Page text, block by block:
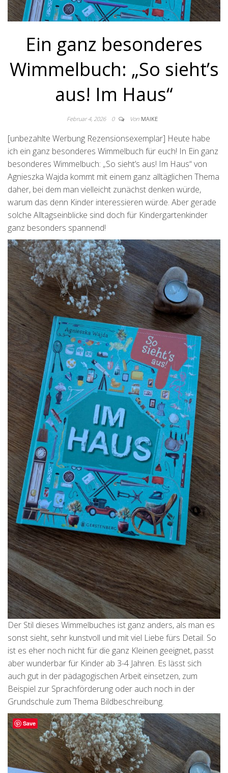
Ein ganz besonderes
Wimmelbuch: „So sieht’s
aus! Im Haus“
Februar 4, 2026 0 Von MAIKE
[unbezahlte Werbung Rezensionsexemplar] Heute habe
ich ein ganz besonderes Wimmelbuch für euch! In Ein ganz
besonderes Wimmelbuch: „So sieht’s aus! Im Haus“ von
Agnieszka Wajda kommt mit einem ganz alltäglichen Thema
daher, bei dem man vielleicht zunächst denken würde,
warum das denn Kinder interessieren würde. Aber gerade
solche Alltagseinblicke sind doch für Kindergartenkinder
ganz besonders spannend!
Der Stil dieses Wimmelbuches ist ganz anders, als man es
sonst sieht, sehr kunstvoll und mit viel Liebe fürs Detail. So
ist es eher noch nicht für die ganz Kleinen geeignet, passt
aber wunderbar für Kinder ab 3-4 Jahren. Es lässt sich
auch gut in der pädagogischen Arbeit einsetzen, zum
Beispiel zur Sprachförderung oder auch noch in der
Grundschule zum Thema Bildbeschreibung.
Save